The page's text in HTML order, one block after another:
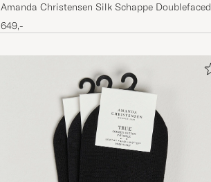
Amanda Christensen Silk Schappe Doublefaced
Pocket Square Beige
649,-